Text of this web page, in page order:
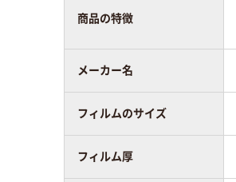
商品の特徴
メーカー名
フィルムのサイズ
フィルム厚